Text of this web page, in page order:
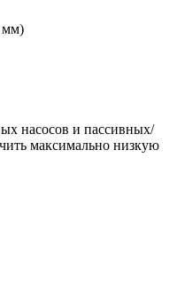
мм)
насосов и пассивных/
максимально низкую